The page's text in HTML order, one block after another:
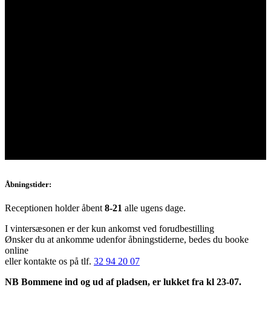
Åbningstider:
Receptionen holder åbent 8-21 alle ugens dage.
I vintersæsonen er der kun ankomst ved forudbestilling
Ønsker du at ankomme udenfor åbningstiderne, bedes du booke
online
eller kontakte os på tlf. 32 94 20 07
NB Bommene ind og ud af pladsen, er lukket fra kl 23-07.